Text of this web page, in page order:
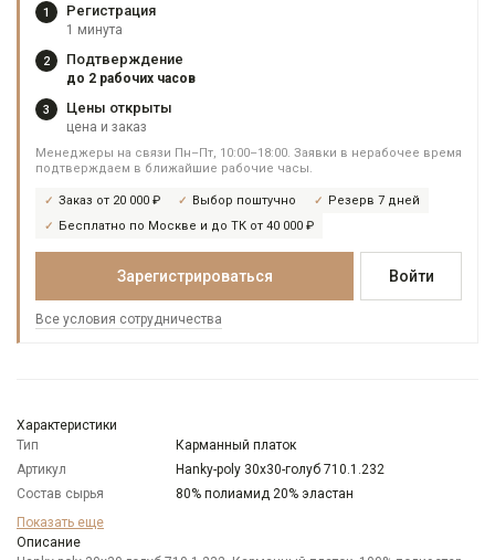
1 Регистрация
1 минута
2 Подтверждение
до 2 рабочих часов
3 Цены открыты
цена и заказ
Менеджеры на связи Пн–Пт, 10:00–18:00. Заявки в нерабочее время
подтверждаем в ближайшие рабочие часы.
Заказ от 20 000 ₽ Выбор поштучно
Резерв 7 дней
Бесплатно по Москве и до ТК от 40 000 ₽
Зарегистрироваться Войти
Все условия сотрудничества
Характеристики
Тип
Карманный платок
Артикул
Hanky-poly 30х30-голуб 710.1.232
Состав сырья
80% полиамид 20% эластан
Бренд
Цвет
Показать еще
Описание